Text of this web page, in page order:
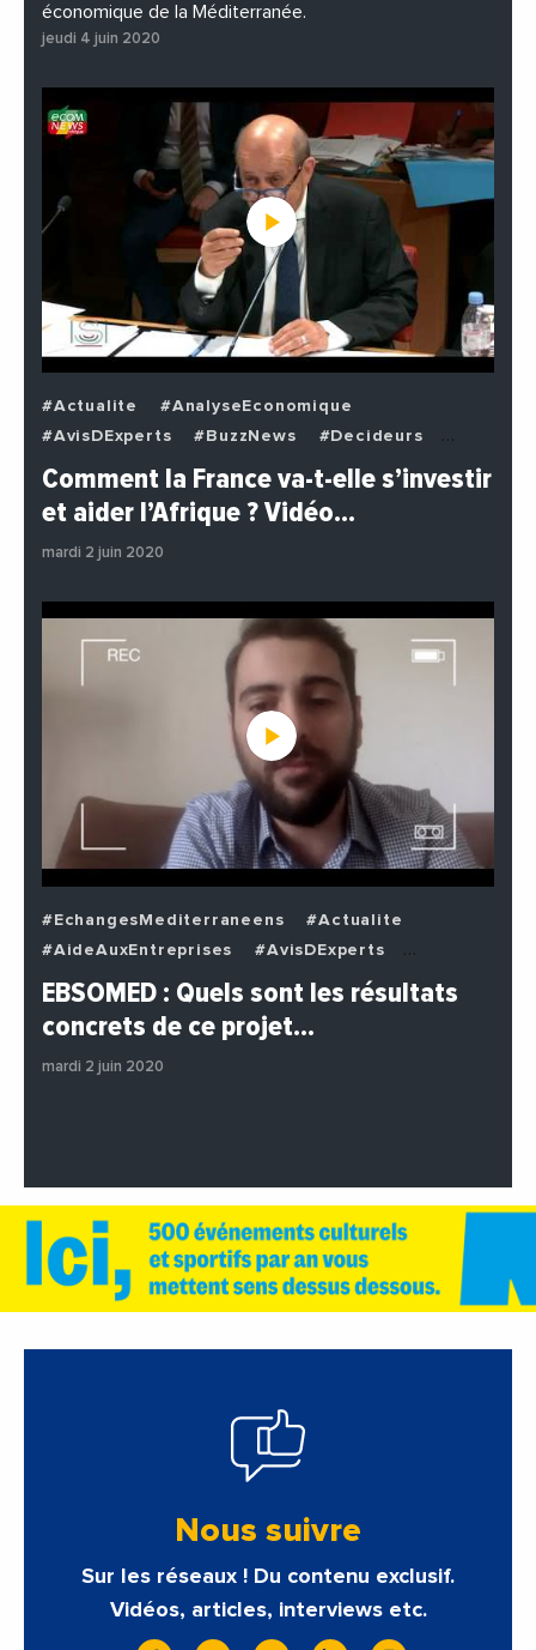
économique de la Méditerranée.
jeudi 4 juin 2020
#Actualite
#AnalyseEconomique
#AvisDExperts
#BuzzNews
#Decideurs
#EchangesMediterraneens
#Economie
#Politique
Comment la France va-t-elle s’investir
et aider l’Afrique ? Vidéo…
mardi 2 juin 2020
#EchangesMediterraneens
#Actualite
#AideAuxEntreprises
#AvisDExperts
#BuzzNews
#Decideurs
#Entreprises
#Institutions
EBSOMED : Quels sont les résultats
concrets de ce projet…
mardi 2 juin 2020
Nous suivre
Sur les réseaux ! Du contenu exclusif.
Vidéos, articles, interviews etc.